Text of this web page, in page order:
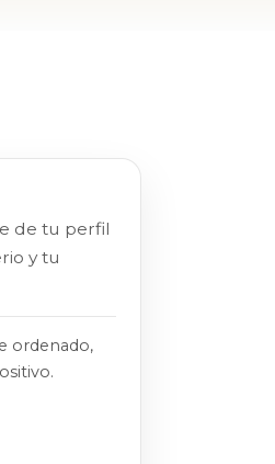
de tu perfil
y tu
ordenado,